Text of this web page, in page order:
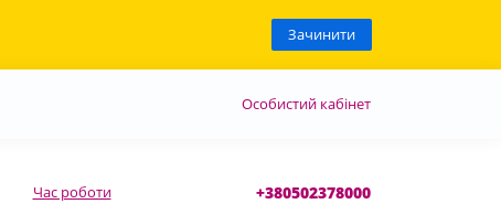
Зачинити
Особистий кабінет
Час роботи +380502378000